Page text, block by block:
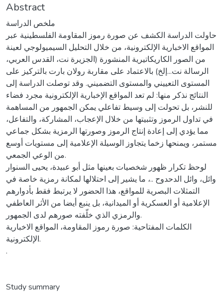
Abstract
ملخص الدراسة
حاولت الدراسة الكشف عن صورة رموز المقاومة الفلسطينية عبر
المواقع الاخبارية الإلكترونية، من خلال التحليل السيميولوجي لعينة
من الصور الكاريكاتيرية المنشورة (الجزيرة نت، القدس العربي،
الرسالة نت...إلخ) بالاعتماد على مقاربة رولان بارت بالتركيز على
المستوى التعييني والمستوى التضميني. وقد توصلت الدراسة إلى
النتائج نذكر منها: لم تعد المواقع الإخبارية الإلكترونية مجرد فضاء
للنشر، بل تحولت إلى وسيط تفاعلي يمكن الجمهور من المساهمة
في تداول الرموز وتثبيتها من خلال الإعجاب، المشاركة، والتفاعل،
مما يؤدي إلى إعادة إنتاج الرموز وصورتها الرمزية بشكل جماعي
مستمر، ويمنحها زخما يتجاوز الوسيلة الإعلامية إلى مستويات أوسع
من الوعي الجمعي.
لوحظ تكرار ظهور شخصيات بعينها مثل أبو عبيدة، يحيى السنوار
وائل، وائل الدحدوح ..، ما يشير إلى احتلالها لمكانة رمزية خاصة في
التمثلات البصرية للمواقع، هذا الحضور لا يرتبط فقط بأدوارهم
الإعلامية أو العسكرية أو الميدانية، بل ينبع أيضا من الأثر العاطفي
والرمزي الذي خلّفته صورهم لدى الجمهور.
الكلمات المفتاحية: صورة رموز المقاومة، المواقع الاخبارية
الإلكترونية.
.
Study summary